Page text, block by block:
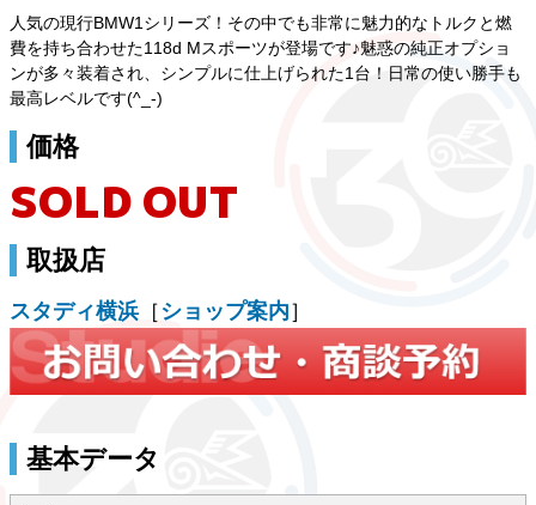
人気の現行BMW1シリーズ！その中でも非常に魅力的なトルクと燃
費を持ち合わせた118d Mスポーツが登場です♪魅惑の純正オプショ
ンが多々装着され、シンプルに仕上げられた1台！日常の使い勝手も
最高レベルです(^_-)
価格
SOLD OUT
取扱店
スタディ横浜［ショップ案内］
基本データ